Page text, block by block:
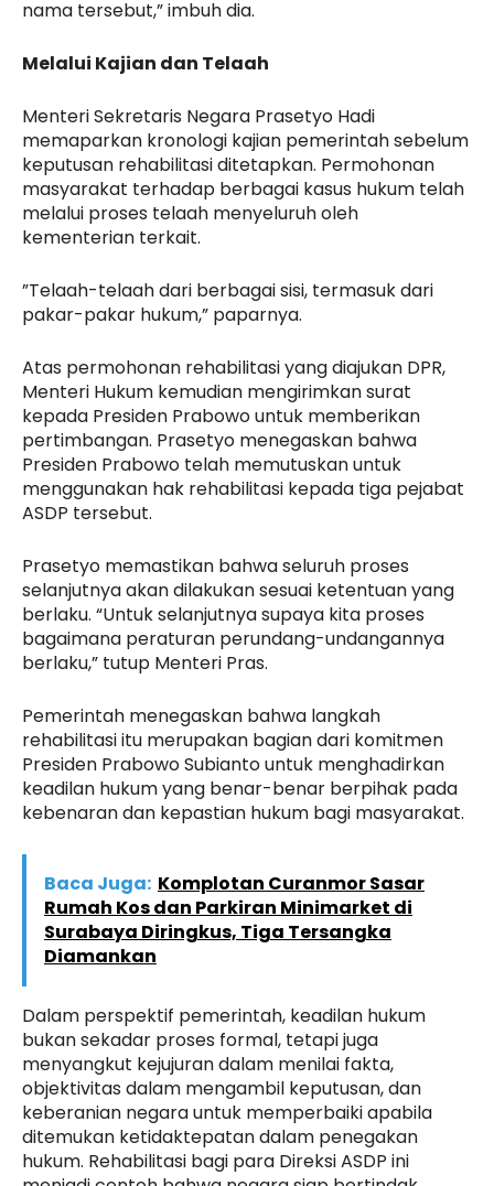
nama tersebut,” imbuh dia.
Melalui Kajian dan Telaah
Menteri Sekretaris Negara Prasetyo Hadi
memaparkan kronologi kajian pemerintah sebelum
keputusan rehabilitasi ditetapkan. Permohonan
masyarakat terhadap berbagai kasus hukum telah
melalui proses telaah menyeluruh oleh
kementerian terkait.
”Telaah-telaah dari berbagai sisi, termasuk dari
pakar-pakar hukum,” paparnya.
Atas permohonan rehabilitasi yang diajukan DPR,
Menteri Hukum kemudian mengirimkan surat
kepada Presiden Prabowo untuk memberikan
pertimbangan. Prasetyo menegaskan bahwa
Presiden Prabowo telah memutuskan untuk
menggunakan hak rehabilitasi kepada tiga pejabat
ASDP tersebut.
Prasetyo memastikan bahwa seluruh proses
selanjutnya akan dilakukan sesuai ketentuan yang
berlaku. “Untuk selanjutnya supaya kita proses
bagaimana peraturan perundang-undangannya
berlaku,” tutup Menteri Pras.
Pemerintah menegaskan bahwa langkah
rehabilitasi itu merupakan bagian dari komitmen
Presiden Prabowo Subianto untuk menghadirkan
keadilan hukum yang benar-benar berpihak pada
kebenaran dan kepastian hukum bagi masyarakat.
Baca Juga: Komplotan Curanmor Sasar
Rumah Kos dan Parkiran Minimarket di
Surabaya Diringkus, Tiga Tersangka
Diamankan
Dalam perspektif pemerintah, keadilan hukum
bukan sekadar proses formal, tetapi juga
menyangkut kejujuran dalam menilai fakta,
objektivitas dalam mengambil keputusan, dan
keberanian negara untuk memperbaiki apabila
ditemukan ketidaktepatan dalam penegakan
hukum. Rehabilitasi bagi para Direksi ASDP ini